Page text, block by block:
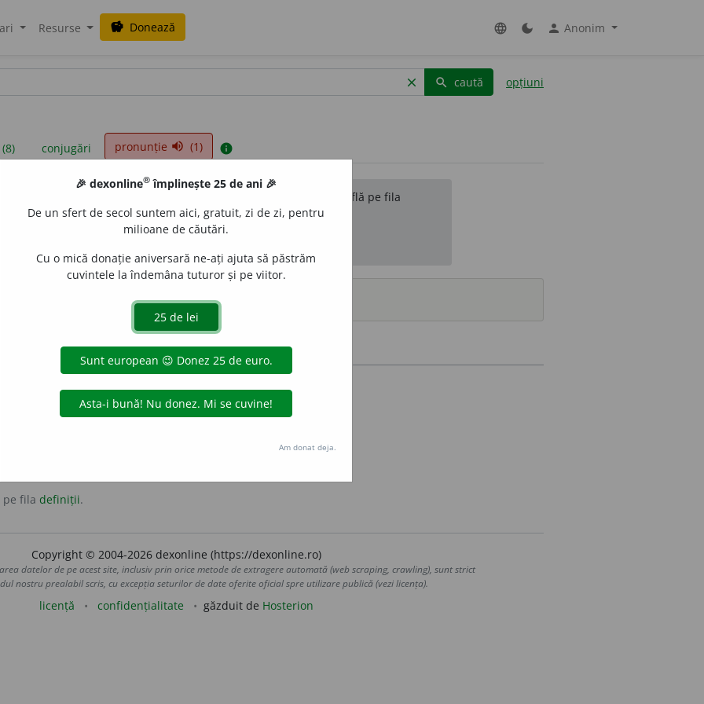
Resurse savings Donează language dark_mode person Anonim
clear search caută opțiuni
conjugări pronunție volume_up (1) info
sunt compilate de echipa dexonline. Definițiile originale se află pe fila
reordona filele pe pagina depreferințe.
surse
pe fila definiții.
Copyright © 2004-2026 dexonline (https://dexonline.ro)
datelor de pe acest site, inclusiv prin orice metode de extragere automată (web scraping, crawling), sunt strict
nostru prealabil scris, cu excepția seturilor de date oferite oficial spre utilizare publică (vezi licența).
licență confidențialitate găzduit de Hosterion
🎉 dexonline® împlinește 25 de ani 🎉
De un sfert de secol suntem aici, gratuit, zi de zi, pentru
milioane de căutări.
Cu o mică donație aniversară ne-ați ajuta să păstrăm
cuvintele la îndemâna tuturor și pe viitor.
Am donat deja.